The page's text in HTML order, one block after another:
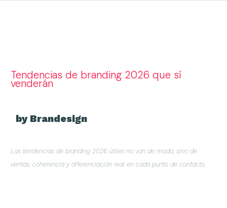
Tendencias de branding 2026 que sí
venderán
by Brandesign
Las tendencias de branding 2026 útiles no van de moda, sino de
ventas, coherencia y diferenciación real en cada punto de contacto.